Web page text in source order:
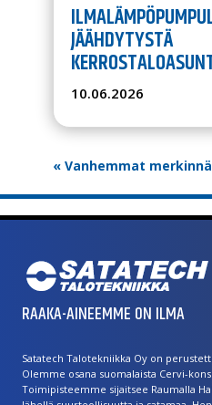
JÄÄHDYTYSTÄ
10.06.2026
« Vanhemmat
RAAKA-AINEEMME ON ILMA
Satatech Talotekniikka Oy on
Olemme osana suomalaista Cervi-
Toimipisteemme sijaitsee Raumalla